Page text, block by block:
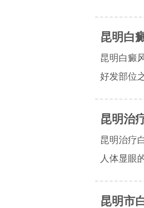
昆明白
昆明白癜
好发部位
昆明治
昆明治疗
人体显眼
昆明市